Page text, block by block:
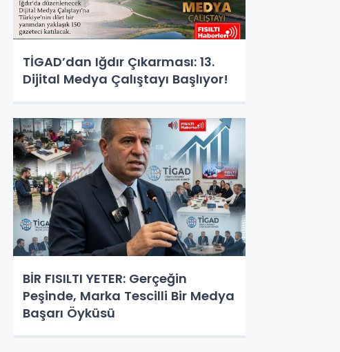
TİGAD’dan Iğdır Çıkarması: 13.
Dijital Medya Çalıştayı Başlıyor!
BİR FISILTI YETER: Gerçeğin
Peşinde, Marka Tescilli Bir Medya
Başarı Öyküsü